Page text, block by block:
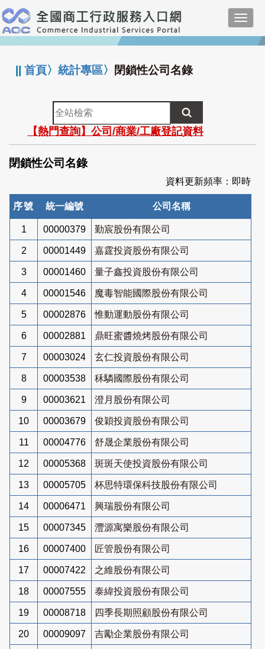
跳
到
主
要
:::
||首頁〉統計專區〉 閉鎖性公司名錄
全
站
檢
索
【熱門查詢】公司/商業/工廠登記資料
閉鎖性公司名錄
資料更新頻率：即時
序號 統一編號 公司名稱
1 00000379 勤宸股份有限公司
2 00001449 嘉霆投資股份有限公司
3 00001460 量子鑫投資股份有限公司
4 00001546 魔毒智能國際股份有限公司
5 00002876 惟動運動股份有限公司
6 00002881 鼎旺蜜醬燒烤股份有限公司
7 00003024 玄仁投資股份有限公司
8 00003538 秝驎國際股份有限公司
9 00003621 澄月股份有限公司
10 00003679 俊穎投資股份有限公司
11 00004776 舒晟企業股份有限公司
12 00005368 斑斑天使投資股份有限公司
13 00005705 杯思特環保科技股份有限公司
14 00006471 興瑞股份有限公司
15 00007345 灃源寓樂股份有限公司
16 00007400 匠管股份有限公司
17 00007422 之維股份有限公司
18 00007555 泰緯投資股份有限公司
19 00008718 四季長期照顧股份有限公司
20 00009097 吉勵企業股份有限公司